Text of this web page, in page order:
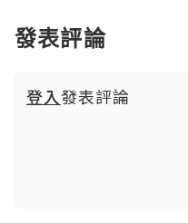
發表評論
登入發表評論